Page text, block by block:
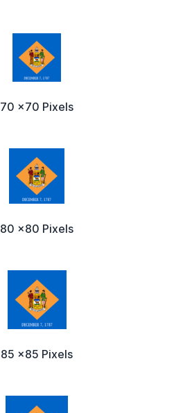
70 x70 Pixels
80 x80 Pixels
85 x85 Pixels